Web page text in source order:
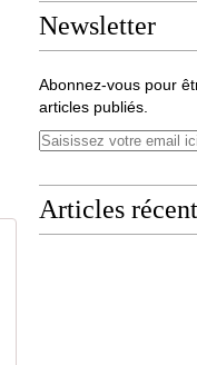
Newsletter
Abonnez-vous pour
articles publiés.
Articles